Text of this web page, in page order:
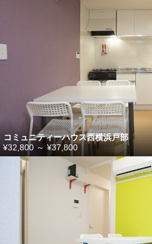
コミュニティーハウス西横浜戸部
¥32,800 ～ ¥37,800